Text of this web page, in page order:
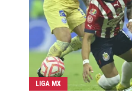
LIGA MX